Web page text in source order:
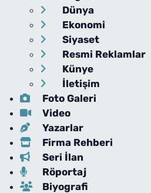
Dünya
Ekonomi
Siyaset
Resmi Reklamlar
Künye
İletişim
Foto Galeri
Video
Yazarlar
Firma Rehberi
Seri İlan
Röportaj
Biyografi